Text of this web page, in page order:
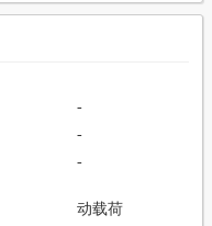
-
-
-
动载荷